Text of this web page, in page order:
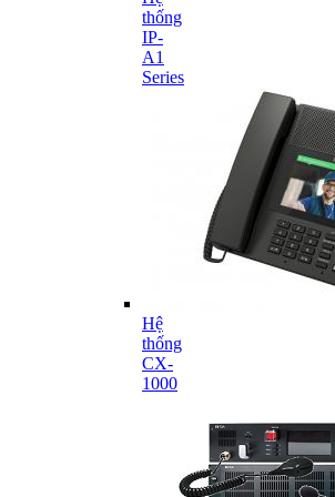
thống
IP-
A1
Series
Hệ
thống
CX-
1000